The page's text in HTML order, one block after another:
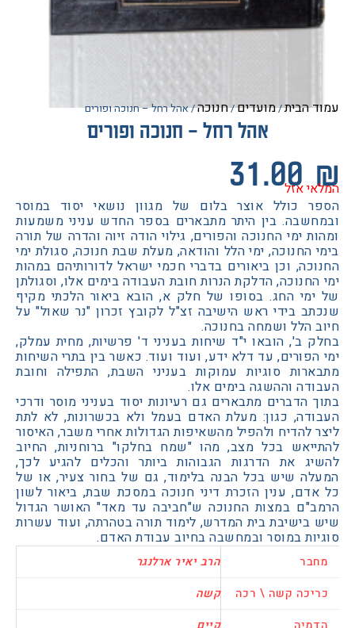
/מועדים/חנוכה/ אהל רחל – חנוכה ופורים
אהל רחל – חנוכה ופורים
אזל
כולל אוצר בלום של מגוון נושאי יסוד במוסר
בין היתר מתבארים בספר החדש עניני משמעות
ימי החנוכה והפורים, גילוי הודה זיוה והדרה של תורה
החנוכה, ימי הלל והודאה, מעלת שבת חנוכה, סגולת ימי
וכן ביאורים בדברי חכמי ישראל לדורותיהם במהות
הדלקת הנרות חובת העבודה בימים אלו, וסגולתן
החג. בסופו של חלק א, הובא ביאור הלכתי מקיף
בידי ראש הישיבה זצ"ל לקובץ זכרון "נר שאול" על
הלל ושמחה בחנוכה.
ב', הובאו י"ד שיחות בעניני ד' פרשיות, מחית עמלק,
עד דלא ידע, ועוד ועוד. כאשר בין בתרי השיחות
סוגיות עמוקות בעניני השבת, התפילה וחובת
וההשגה בימים אלו.
הדברים מתבארים גם רעיונות יסוד בעניני מוסר ודרכי
כגון: מעלת האדם בעמל ולא בכשרונות, לא לתת
להדיח ולהפיל מהשאיפות הגדולות אחרי משבר, האיסור
בכל מצב, מהו "שמח בחלקו" ברוחניות, החיוב
את הדרגות הגבוהות ביותר והכלים להגיע לכך,
שיש בכל הבנה בלימוד, גם של בחור צעיר, או של
ענין הזכרת דיני חנוכה במסכת שבת, ביאור לשון
במצות החנוכה ש"חביבה עד מאד" האושר הגדול
בית המדרש, לימוד תורה בטהרתה, ועוד עשרות
במוסר ובמחשבה בחיוב עבודת האדם.
הרב יאיר ארלנגר
קשה \ רכה
קשה